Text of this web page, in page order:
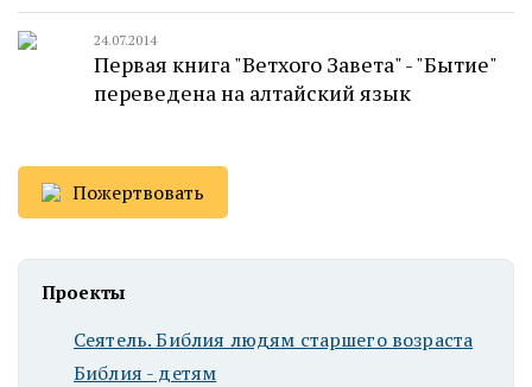
24.07.2014
Первая книга "Ветхого Завета" - "Бытие"
переведена на алтайский язык
Пожертвовать
Проекты
Сеятель. Библия людям старшего возраста
Библия - детям